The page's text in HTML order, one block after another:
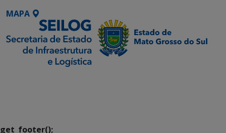
MAPA
get_footer();